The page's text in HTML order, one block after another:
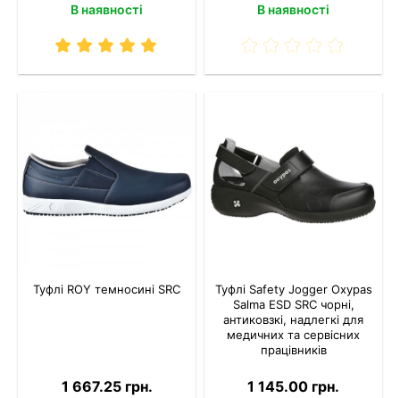
В наявності В наявності
Туфлі ROY темносині SRC
1 667.25 грн.
Туфлі Safety Jogger Oxypas
Salma ESD SRC чорні,
антиковзкі, надлегкі для
медичних та сервісних
працівників
1 145.00 грн.